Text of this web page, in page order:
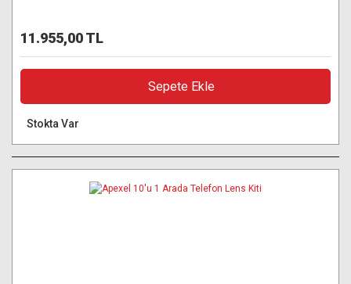
11.955,00 TL
Sepete Ekle
Stokta Var